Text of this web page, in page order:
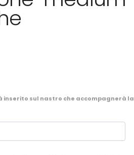
inserito sul nastro che accompagnerà la